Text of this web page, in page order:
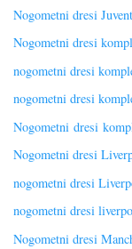
Nogometni dresi
Nogometni dresi
nogometni dresi
nogometni dresi
Nogometni dresi
Nogometni dresi
nogometni dresi
nogometni dresi
Nogometni dresi